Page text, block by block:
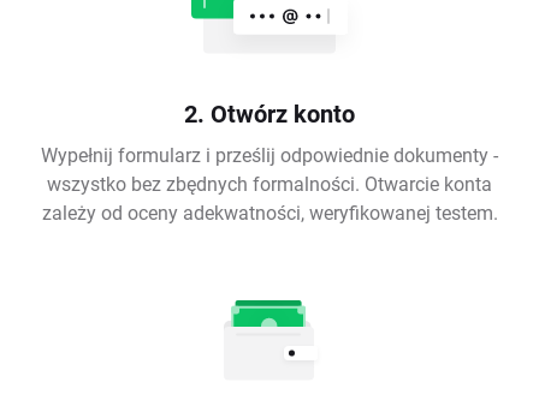
2. Otwórz konto
Wypełnij formularz i prześlij odpowiednie dokumenty -
wszystko bez zbędnych formalności. Otwarcie konta
zależy od oceny adekwatności, weryfikowanej testem.